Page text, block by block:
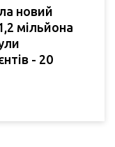
новий
мільйона
- 20